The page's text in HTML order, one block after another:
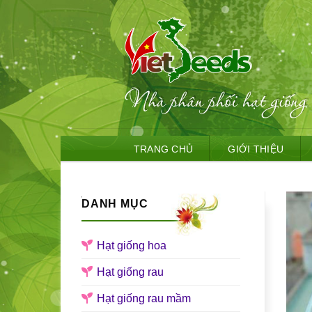
to
TRANG CHỦ GIỚI THIỆU
DANH MỤC
Hạt giống hoa
Hạt giống rau
Hạt giống rau mầm